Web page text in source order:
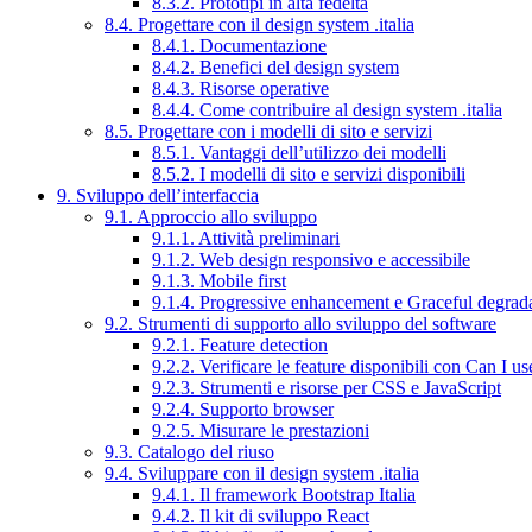
8.4. Progettare con il design system .italia
8.4.1. Documentazione
8.4.2. Benefici del design system
8.4.3. Risorse operative
8.4.4. Come contribuire al design system .italia
8.5. Progettare con i modelli di sito e servizi
8.5.1. Vantaggi dell’utilizzo dei modelli
8.5.2. I modelli di sito e servizi disponibili
9. Sviluppo dell’interfaccia
9.1. Approccio allo sviluppo
9.1.1. Attività preliminari
9.1.2. Web design responsivo e accessibile
9.1.3. Mobile first
9.1.4. Progressive enhancement e Graceful
9.2. Strumenti di supporto allo sviluppo del software
9.2.1. Feature detection
9.2.2. Verificare le feature disponibili con Can I
9.2.3. Strumenti e risorse per CSS e JavaScript
9.2.4. Supporto browser
9.2.5. Misurare le prestazioni
9.3. Catalogo del riuso
9.4. Sviluppare con il design system .italia
9.4.1. Il framework Bootstrap Italia
9.4.2. Il kit di sviluppo React